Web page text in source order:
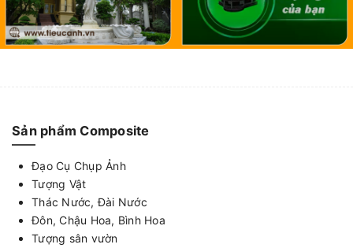
Sản phẩm Composite
Đạo Cụ Chụp Ảnh
Tượng Vật
Thác Nước, Đài Nước
Đôn, Chậu Hoa, Bình Hoa
Tượng sân vườn